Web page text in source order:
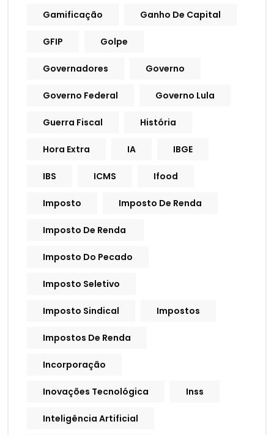
Gamificação Ganho De Capital
GFIP Golpe
Governadores Governo
Governo Federal Governo Lula
Guerra Fiscal História
Hora Extra IA IBGE
IBS ICMS Ifood
Imposto Imposto De Renda
Imposto De Renda
Imposto Do Pecado
Imposto Seletivo
Imposto Sindical Impostos
Impostos De Renda
Incorporação
Inovações Tecnológica Inss
Inteligência Artificial